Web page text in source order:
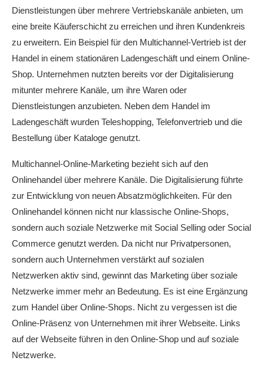
Dienstleistungen über mehrere Vertriebskanäle anbieten, um
eine breite Käuferschicht zu erreichen und ihren Kundenkreis
zu erweitern. Ein Beispiel für den Multichannel-Vertrieb ist der
Handel in einem stationären Ladengeschäft und einem Online-
Shop. Unternehmen nutzten bereits vor der Digitalisierung
mitunter mehrere Kanäle, um ihre Waren oder
Dienstleistungen anzubieten. Neben dem Handel im
Ladengeschäft wurden Teleshopping, Telefonvertrieb und die
Bestellung über Kataloge genutzt.
Multichannel-Online-Marketing bezieht sich auf den
Onlinehandel über mehrere Kanäle. Die Digitalisierung führte
zur Entwicklung von neuen Absatzmöglichkeiten. Für den
Onlinehandel können nicht nur klassische Online-Shops,
sondern auch soziale Netzwerke mit Social Selling oder Social
Commerce genutzt werden. Da nicht nur Privatpersonen,
sondern auch Unternehmen verstärkt auf sozialen
Netzwerken aktiv sind, gewinnt das Marketing über soziale
Netzwerke immer mehr an Bedeutung. Es ist eine Ergänzung
zum Handel über Online-Shops. Nicht zu vergessen ist die
Online-Präsenz von Unternehmen mit ihrer Webseite. Links
auf der Webseite führen in den Online-Shop und auf soziale
Netzwerke.